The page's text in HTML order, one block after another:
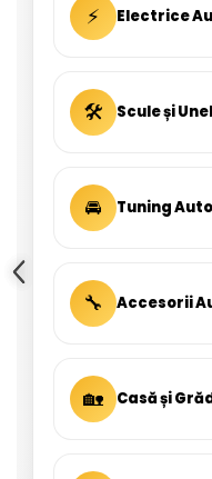
⚡ Electrice
🛠 Scule și
🚘 Tuning Auto
🔧 Accesorii
🏡 Casă și